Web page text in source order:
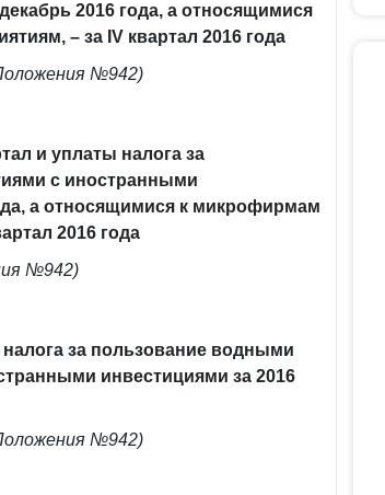
2016 года, а относящимися
– за IV квартал 2016 года
№942)
и уплаты налога за
с иностранными
а относящимися к микрофирмам
2016 года
№942)
за пользование водными
инвестициями за 2016
№942)